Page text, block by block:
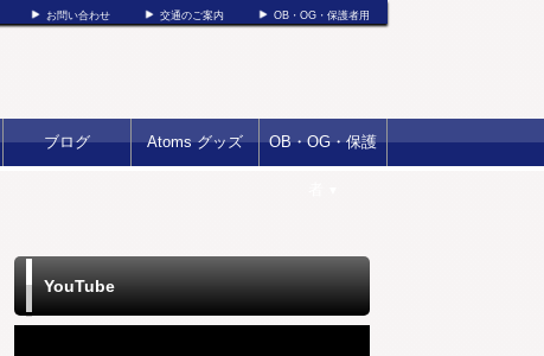
お問い合わせ 交通のご案内 OB・OG・保護者用
ブログ Atoms グッズ OB・OG・保護
YouTube